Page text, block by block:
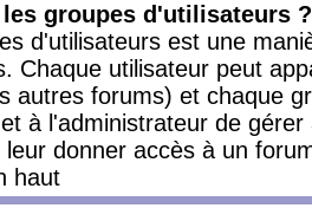
groupes d'utilisateurs ?
d'utilisateurs est une
Chaque utilisateur peut
autres forums) et chaque
à l'administrateur de
leur donner accès à un
haut